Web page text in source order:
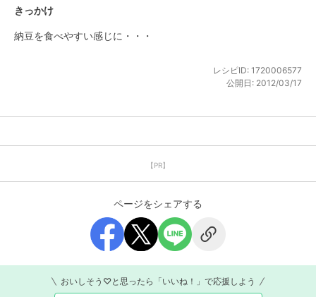
きっかけ
納豆を食べやすい感じに・・・
レシピID: 1720006577
公開日: 2012/03/17
【PR】
ページをシェアする
おいしそう♡と思ったら「いいね！」で応援しよう